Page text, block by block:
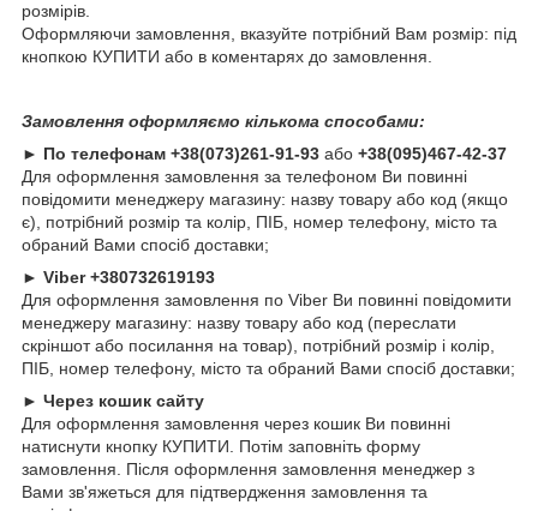
розмірів.
Оформляючи замовлення, вказуйте потрібний Вам розмір: під
кнопкою КУПИТИ або в коментарях до замовлення.
Замовлення оформляємо кількома способами:
► По телефонам +38(073)261-91-93 або +38(095)467-42-37
Для оформлення замовлення за телефоном Ви повинні
повідомити менеджеру магазину: назву товару або код (якщо
є), потрібний розмір та колір, ПІБ, номер телефону, місто та
обраний Вами спосіб доставки;
► Viber +380732619193
Для оформлення замовлення по Viber Ви повинні повідомити
менеджеру магазину: назву товару або код (переслати
скріншот або посилання на товар), потрібний розмір і колір,
ПІБ, номер телефону, місто та обраний Вами спосіб доставки;
► Через кошик сайту
Для оформлення замовлення через кошик Ви повинні
натиснути кнопку КУПИТИ. Потім заповніть форму
замовлення. Після оформлення замовлення менеджер з
Вами зв'яжеться для підтвердження замовлення та